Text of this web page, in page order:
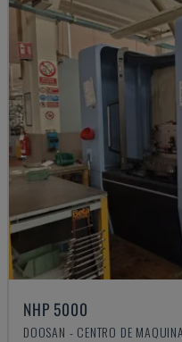
NHP 5000
DOOSAN - CENTRO DE